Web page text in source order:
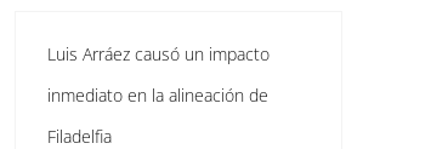
Luis Arráez causó un impacto
inmediato en la alineación de
Filadelfia